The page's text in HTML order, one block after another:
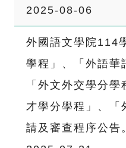
2025-08-06
外國語文學院114
學程」、「外語華
「外文外交學分
才學分學程」、「
請及審查程序公告